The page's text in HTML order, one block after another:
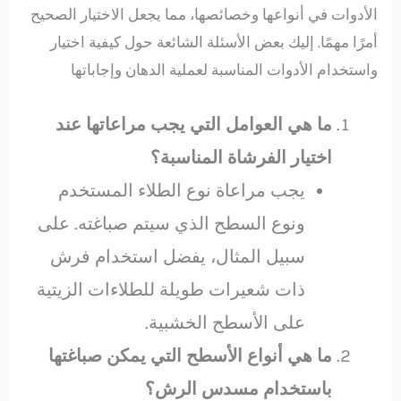
الأدوات في أنواعها وخصائصها، مما يجعل الاختيار الصحيح
أمرًا مهمًا. إليك بعض الأسئلة الشائعة حول كيفية اختيار
واستخدام الأدوات المناسبة لعملية الدهان وإجاباتها
ما هي العوامل التي يجب مراعاتها عند
اختيار الفرشاة المناسبة؟
يجب مراعاة نوع الطلاء المستخدم
ونوع السطح الذي سيتم صباغته. على
سبيل المثال، يفضل استخدام فرش
ذات شعيرات طويلة للطلاءات الزيتية
على الأسطح الخشبية.
ما هي أنواع الأسطح التي يمكن صباغتها
باستخدام مسدس الرش؟